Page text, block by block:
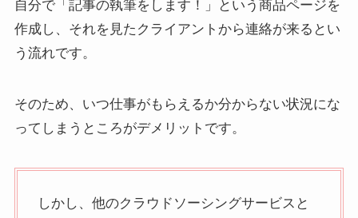
自分で「記事の執筆をします！」という商品ページを
作成し、それを見たクライアントから連絡が来るとい
う流れです。
そのため、いつ仕事がもらえるか分からない状況にな
ってしまうところがデメリットです。
しかし、他のクラウドソーシングサービスと